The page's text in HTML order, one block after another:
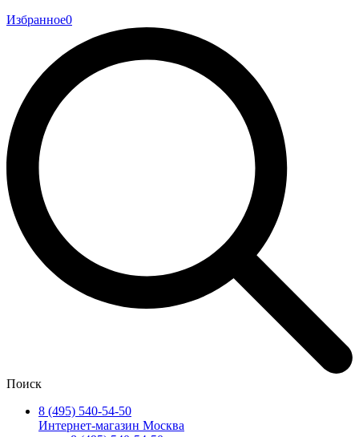
Избранное0
Поиск
8 (495) 540-54-50
Интернет-магазин Москва